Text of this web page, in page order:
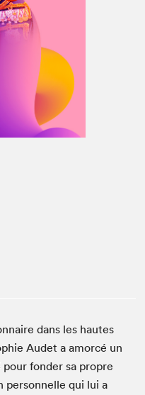
dans les hautes
Audet a amorcé un
fonder sa propre
personnelle qui lui a